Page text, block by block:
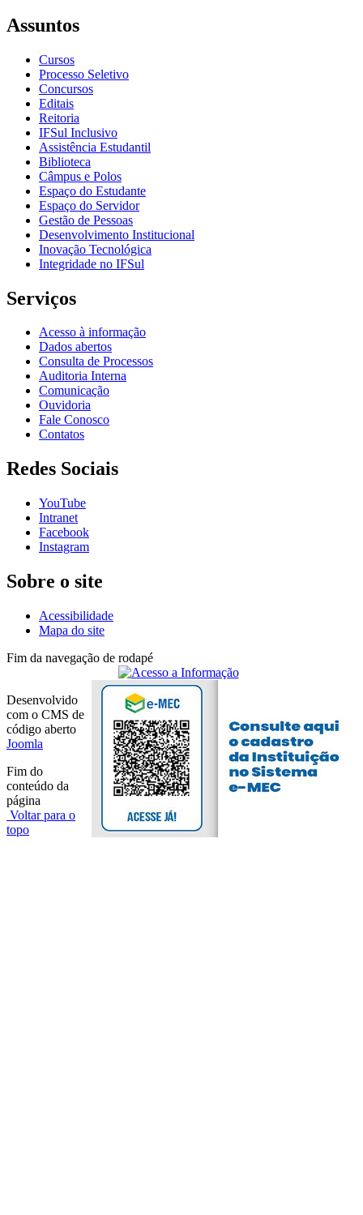
Assuntos
Cursos
Processo Seletivo
Concursos
Editais
Reitoria
IFSul Inclusivo
Assistência Estudantil
Biblioteca
Câmpus e Polos
Espaço do Estudante
Espaço do Servidor
Gestão de Pessoas
Desenvolvimento Institucional
Inovação Tecnológica
Integridade no IFSul
Serviços
Acesso à informação
Dados abertos
Consulta de Processos
Auditoria Interna
Comunicação
Ouvidoria
Fale Conosco
Contatos
Redes Sociais
YouTube
Intranet
Facebook
Instagram
Sobre o site
Acessibilidade
Mapa do site
Fim da navegação de rodapé
Desenvolvido
com o CMS de
código aberto
Joomla
Fim do
conteúdo da
página
Voltar para o
topo